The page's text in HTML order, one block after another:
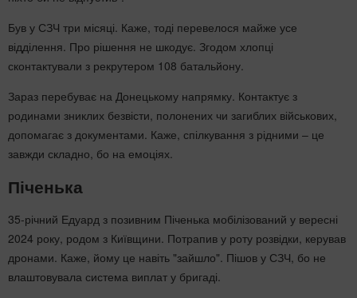
Був у СЗЧ три місяці. Каже, тоді перевелося майже усе
відділення. Про рішення не шкодує. Згодом хлопці
сконтактували з рекрутером 108 батальйону.
Зараз перебуває на Донецькому напрямку. Контактує з
родинами зниклих безвісти, полонених чи загиблих військових,
допомагає з документами. Каже, спілкування з рідними – це
завжди складно, бо на емоціях.
Піченька
35-річний Едуард з позивним Піченька мобілізований у вересні
2024 року, родом з Київщини. Потрапив у роту розвідки, керував
дронами. Каже, йому це навіть "зайшло". Пішов у СЗЧ, бо не
влаштовувала система виплат у бригаді.